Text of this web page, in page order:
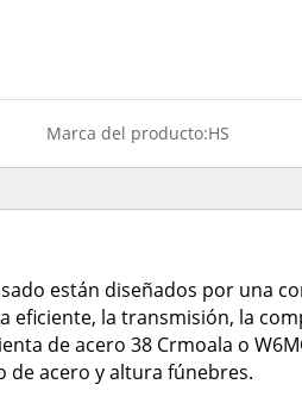
Marca del producto:HS
están diseñados por una
eficiente, la transmisión, la
de acero 38 Crmoala o
de acero y altura fúnebres.